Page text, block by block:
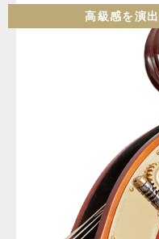
高級感を演出